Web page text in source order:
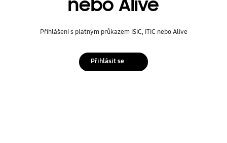
nebo Alive
Přihlášení s platným průkazem ISIC, ITIC nebo Alive
Přihlásit se